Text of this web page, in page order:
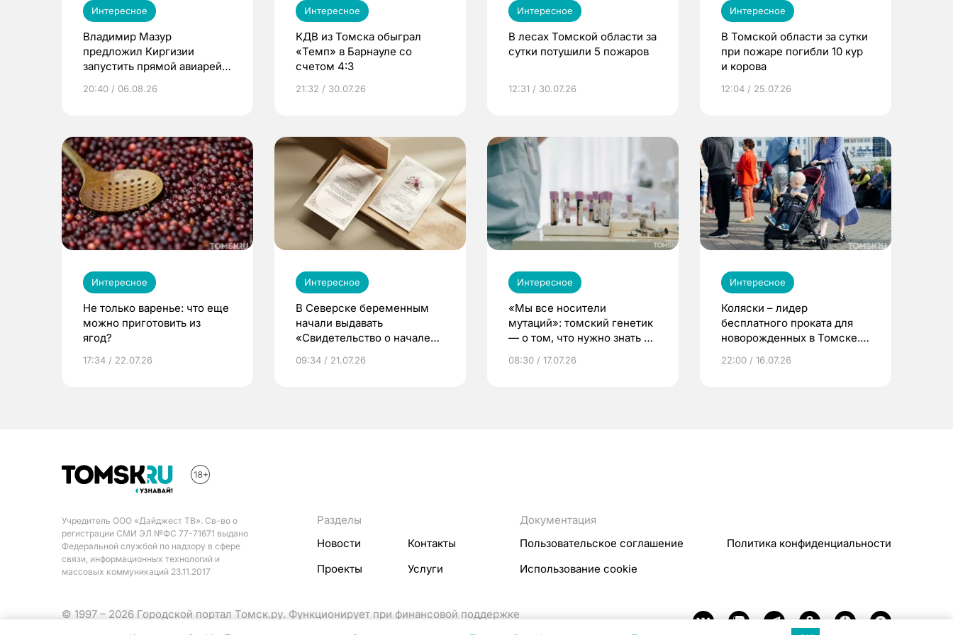
Интересное
Владимир Мазур
предложил Киргизии
запустить прямой авиарейс
20:40 / 06.08.26
Интересное
КДВ из Томска обыграл
«Темп» в Барнауле со
счетом 4:3
21:32 / 30.07.26
Интересное
В лесах Томской области за
сутки потушили 5 пожаров
12:31 / 30.07.26
Интересное
В Томской области за сутки
при пожаре погибли 10 кур
и корова
12:04 / 25.07.26
Интересное
Не только варенье: что еще
можно приготовить из
ягод?
17:34 / 22.07.26
Интересное
В Северске беременным
начали выдавать
«Свидетельство о начале
09:34 / 21.07.26
Интересное
«Мы все носители
мутаций»: томский генетик
— о том, что нужно знать до
08:30 / 17.07.26
Интересное
Коляски – лидер
бесплатного проката для
новорожденных в Томске.
22:00 / 16.07.26
Учредитель ООО «Дайджест ТВ». Св-во о
регистрации СМИ ЭЛ №ФС 77-71671 выдано
Федеральной службой по надзору в сфере
связи, информационных технологий и
массовых коммуникаций 23.11.2017
Разделы
Новости
Контакты
Проекты
Услуги
Документация
Пользовательское соглашение
Политика конфиденциальности
Использование cookie
© 1997 – 2026 Городской портал Томск.ру. Функционирует при финансовой поддержке